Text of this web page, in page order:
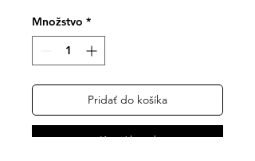
Množstvo *
Pridať do košíka
Kupiť hneď